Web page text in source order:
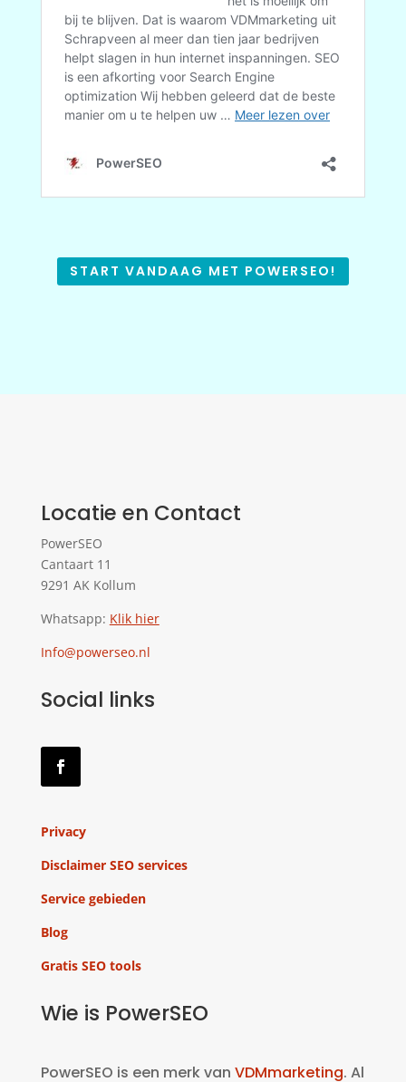
START VANDAAG MET POWERSEO!
Locatie en Contact
PowerSEO
Cantaart 11
9291 AK Kollum
Whatsapp: Klik hier
Info@powerseo.nl
Social links
Privacy
Disclaimer SEO services
Service gebieden
Blog
Gratis SEO tools
Wie is PowerSEO
PowerSEO is een merk van VDMmarketing. Al